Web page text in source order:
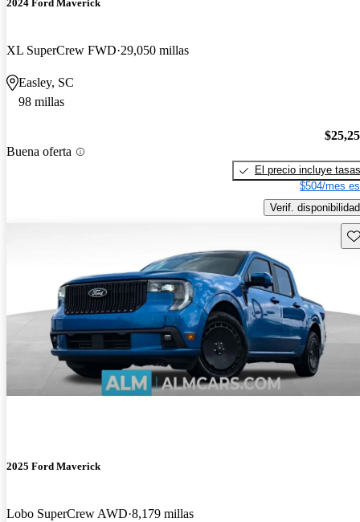
2024 Ford Maverick
XL SuperCrew FWD 29,050 millas
Easley, SC
98 millas
Buena oferta
El precio incluye tasas
$504/mes
Verif. disponibilidad
2025 Ford Maverick
Lobo SuperCrew AWD 8,179 millas